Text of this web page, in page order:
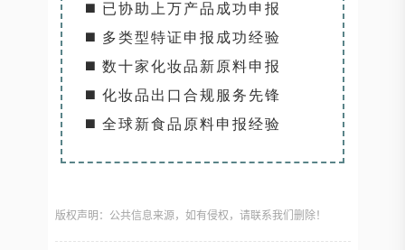
◼️ 已协助上万产品成功申报
◼️ 多类型特证申报成功经验
◼️ 数十家化妆品新原料申报
◼️ 化妆品出口合规服务先锋
◼️ 全球新食品原料申报经验
版权声明：公共信息来源，如有侵权，请联系我们删除！